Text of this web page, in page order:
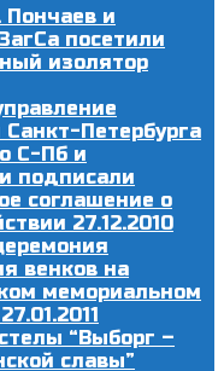
и
посетили
изолятор
Санкт-Петербурга
С-Пб и
подписали
соглашение о
27.12.2010
венков на
мемориальном
“Выборг –
славы”